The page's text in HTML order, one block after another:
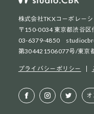
ネット買取
株式会社TKXコーポレー
〒150-0034 東京都渋谷区
03-6379-4850
第304421506077号/東京
プライバシーポリシー